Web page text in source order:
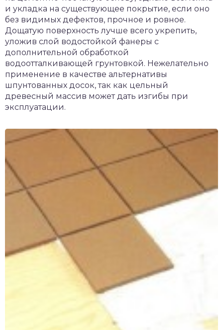
и укладка на существующее покрытие, если оно
без видимых дефектов, прочное и ровное.
Дощатую поверхность лучше всего укрепить,
уложив слой водостойкой фанеры с
дополнительной обработкой
водоотталкивающей грунтовкой. Нежелательно
применение в качестве альтернативы
шпунтованных досок, так как цельный
древесный массив может дать изгибы при
эксплуатации.